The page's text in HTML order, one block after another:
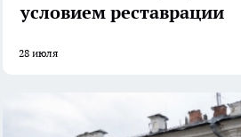
условием реставрации
28 июля